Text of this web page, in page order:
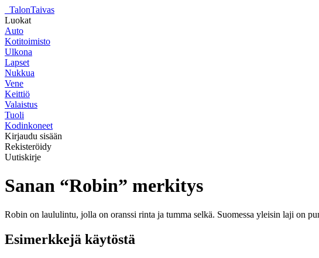
TalonTaivas
Luokat
Auto
Kotitoimisto
Ulkona
Lapset
Nukkua
Vene
Keittiö
Valaistus
Tuoli
Kodinkoneet
Kirjaudu sisään
Rekisteröidy
Uutiskirje
Sanan “Robin” merkitys
Robin on laululintu, jolla on oranssi rinta ja tumma selkä. Suomessa yleisin laji on
Esimerkkejä käytöstä